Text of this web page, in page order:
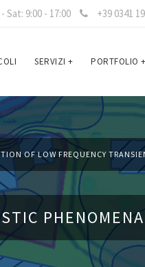
Sat: 9:00 - 17:00 +39 0341
SERVIZI + PORTFOLIO +
OF LOW FREQUENCY